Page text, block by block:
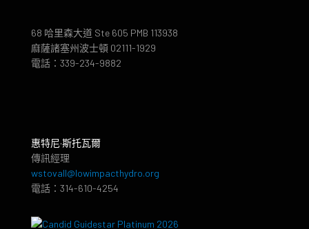
68 哈里森大道 Ste 605 PMB 113938
麻薩諸塞州波士頓 02111-1929
電話：339-234-9882
惠特尼·斯托瓦爾
傳訊經理
wstovall@lowimpacthydro.org
電話：314-610-4254